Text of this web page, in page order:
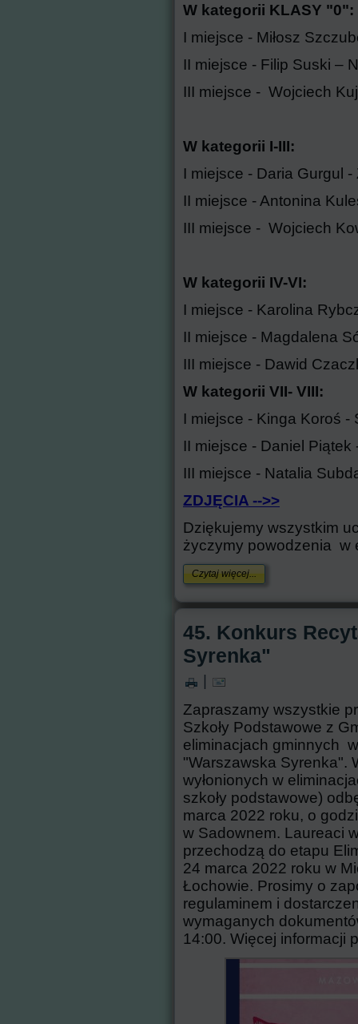
W kategorii KLASY "0":
I miejsce - Miłosz
II miejsce - Filip Suski –
III miejsce - Wojciech
W kategorii I-III:
I miejsce - Daria Gurgul
II miejsce - Antonina
III miejsce - Wojciech
W kategorii IV-VI:
I miejsce - Karolina
II miejsce - Magdalena
III miejsce - Dawid
W kategorii VII- VIII:
I miejsce - Kinga Koroś -
II miejsce - Daniel
III miejsce - Natalia
ZDJĘCIA -->>
Dziękujemy wszystkim
życzymy powodzenia w
Czytaj więcej...
45. Konkurs
Syrenka"
|
Zapraszamy wszystkie
Szkoły Podstawowe z
eliminacjach gminnych
"Warszawska Syrenka".
wyłonionych w
szkoły podstawowe)
marca 2022 roku, o
w Sadownem. Laureaci
przechodzą do etapu
24 marca 2022 roku w
Łochowie. Prosimy o
regulaminem i
wymaganych
14:00. Więcej informacji